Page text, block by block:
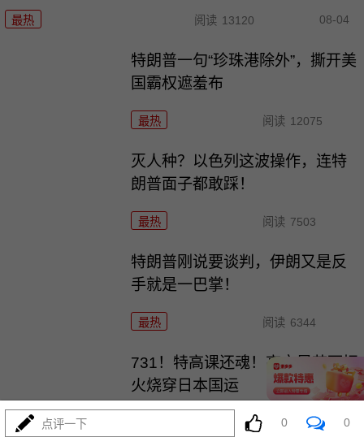
最热 阅读 13120 08-04
特朗普一句“珍珠港除外”，撕开美
国霸权遮羞布
最热 阅读 12075
灭人种？以色列这波操作，连特
朗普面子都敢踩！
最热 阅读 7503
特朗普刚说要谈判，伊朗又是反
手就是一巴掌！
最热 阅读 6344
731！特高课还魂！高市早苗两把
火烧穿日本国运
阅读 5901
点评一下 0 0